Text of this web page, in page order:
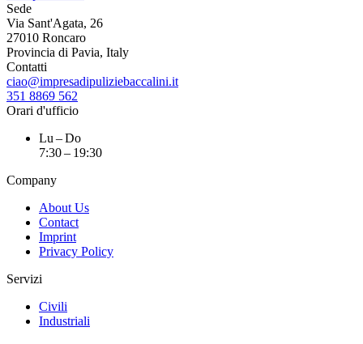
Sede
Via Sant'Agata, 26
27010 Roncaro
Provincia di Pavia, Italy
Contatti
ciao@impresadipuliziebaccalini.it
351 8869 562
Orari d'ufficio
Lu – Do
7:30 – 19:30
Company
About Us
Contact
Imprint
Privacy Policy
Servizi
Civili
Industriali